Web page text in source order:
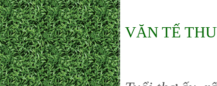
VĂN TẾ